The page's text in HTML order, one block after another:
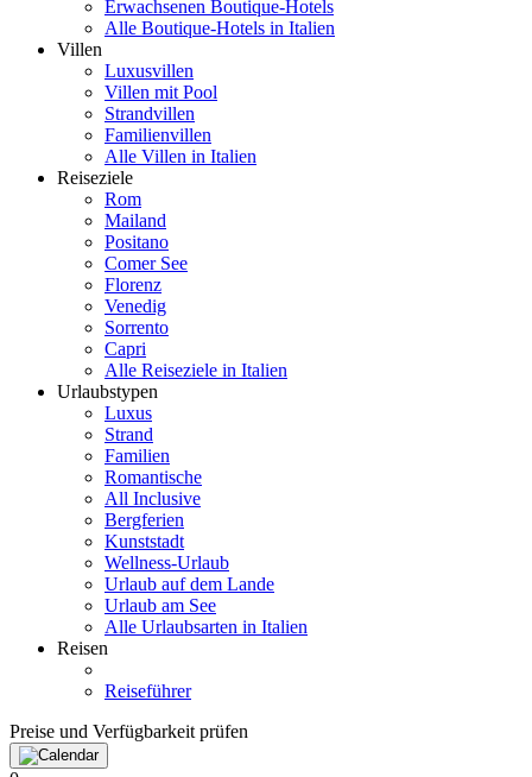
Erwachsenen Boutique-Hotels
Alle Boutique-Hotels in Italien
Villen
Luxusvillen
Villen mit Pool
Strandvillen
Familienvillen
Alle Villen in Italien
Reiseziele
Rom
Mailand
Positano
Comer See
Florenz
Venedig
Sorrento
Capri
Alle Reiseziele in Italien
Urlaubstypen
Luxus
Strand
Familien
Romantische
All Inclusive
Bergferien
Kunststadt
Wellness-Urlaub
Urlaub auf dem Lande
Urlaub am See
Alle Urlaubsarten in Italien
Reisen
Reiseführer
Preise und Verfügbarkeit prüfen